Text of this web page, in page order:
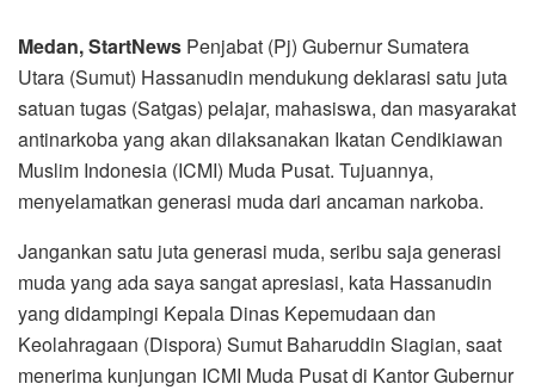
Medan, StartNews Penjabat (Pj) Gubernur Sumatera
Utara (Sumut) Hassanudin mendukung deklarasi satu juta
satuan tugas (Satgas) pelajar, mahasiswa, dan masyarakat
antinarkoba yang akan dilaksanakan Ikatan Cendikiawan
Muslim Indonesia (ICMI) Muda Pusat. Tujuannya,
menyelamatkan generasi muda dari ancaman narkoba.
Jangankan satu juta generasi muda, seribu saja generasi
muda yang ada saya sangat apresiasi, kata Hassanudin
yang didampingi Kepala Dinas Kepemudaan dan
Keolahragaan (Dispora) Sumut Baharuddin Siagian, saat
menerima kunjungan ICMI Muda Pusat di Kantor Gubernur